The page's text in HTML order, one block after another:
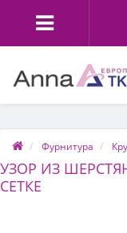
Фурнитура
УЗОР ИЗ
СЕТКЕ